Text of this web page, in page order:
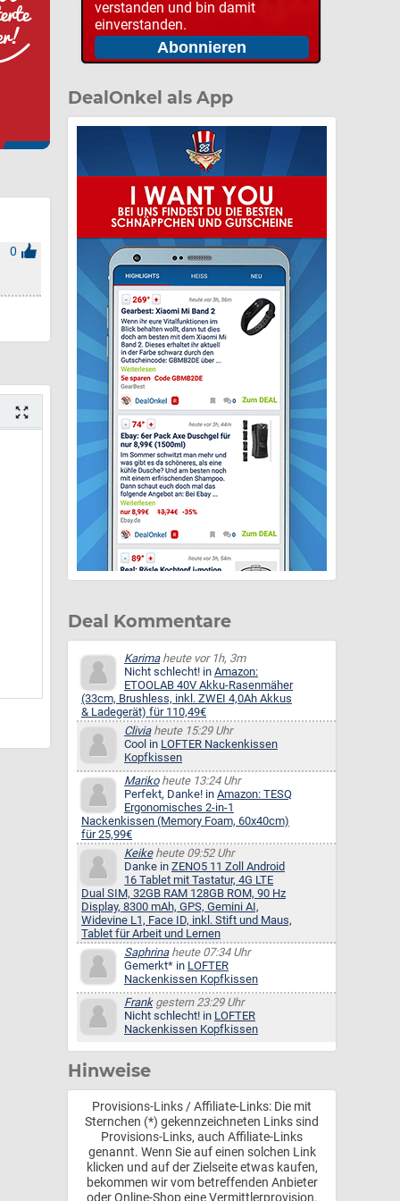
0
verstanden und bin damit
einverstanden.
DealOnkel als App
Deal Kommentare
Karimaheute vor 1h, 3m
Nicht schlecht! in Amazon:
ETOOLAB 40V Akku-Rasenmäher
(33cm, Brushless, inkl. ZWEI 4,0Ah Akkus
& Ladegerät) für 110,49€
Cliviaheute 15:29 Uhr
Cool in LOFTER Nackenkissen
Kopfkissen
Marikoheute 13:24 Uhr
Perfekt, Danke! in Amazon: TESQ
Ergonomisches 2-in-1
Nackenkissen (Memory Foam, 60x40cm)
für 25,99€
Keikeheute 09:52 Uhr
Danke in ZENO5 11 Zoll Android
16 Tablet mit Tastatur, 4G LTE
Dual SIM, 32GB RAM 128GB ROM, 90 Hz
Display, 8300 mAh, GPS, Gemini AI,
Widevine L1, Face ID, inkl. Stift und Maus,
Tablet für Arbeit und Lernen
Saphrinaheute 07:34 Uhr
Gemerkt* in LOFTER
Nackenkissen Kopfkissen
Frankgestern 23:29 Uhr
Nicht schlecht! in LOFTER
Nackenkissen Kopfkissen
Hinweise
Provisions-Links / Affiliate-Links: Die mit
Sternchen (*) gekennzeichneten Links sind
Provisions-Links, auch Affiliate-Links
genannt. Wenn Sie auf einen solchen Link
klicken und auf der Zielseite etwas kaufen,
bekommen wir vom betreffenden Anbieter